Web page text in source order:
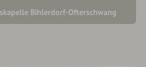
Bihlerdorf-Ofterschwang